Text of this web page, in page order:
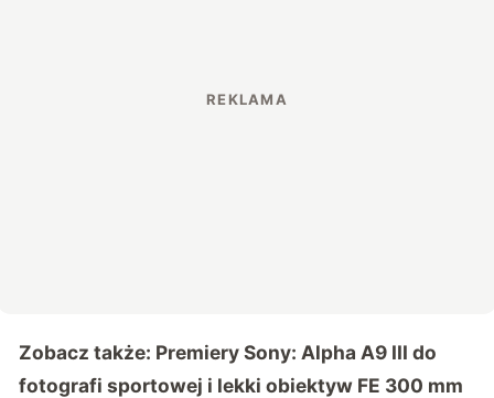
Zobacz także: Premiery Sony: Alpha A9 III do
fotografi sportowej i lekki obiektyw FE 300 mm